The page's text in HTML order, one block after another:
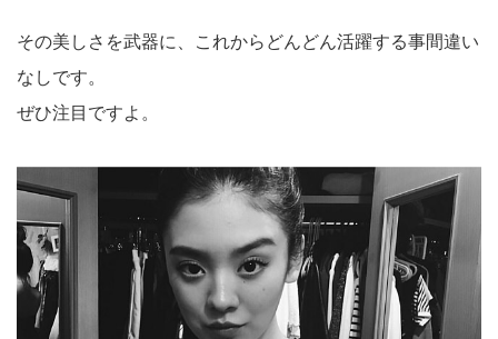
その美しさを武器に、これからどんどん活躍する事間違い
なしです。
ぜひ注目ですよ。